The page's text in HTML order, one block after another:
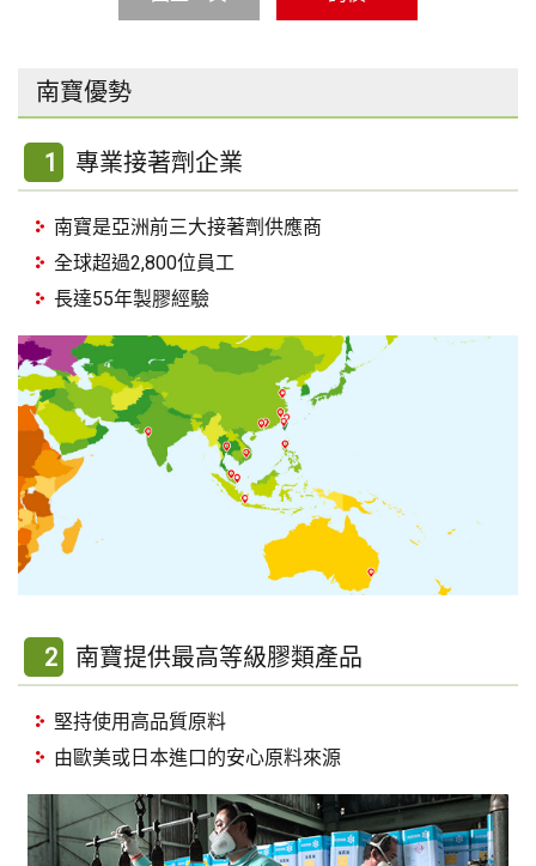
南寶優勢
1 專業接著劑企業
南寶是亞洲前三大接著劑供應商
全球超過2,800位員工
長達55年製膠經驗
2 南寶提供最高等級膠類產品
堅持使用高品質原料
由歐美或日本進口的安心原料來源